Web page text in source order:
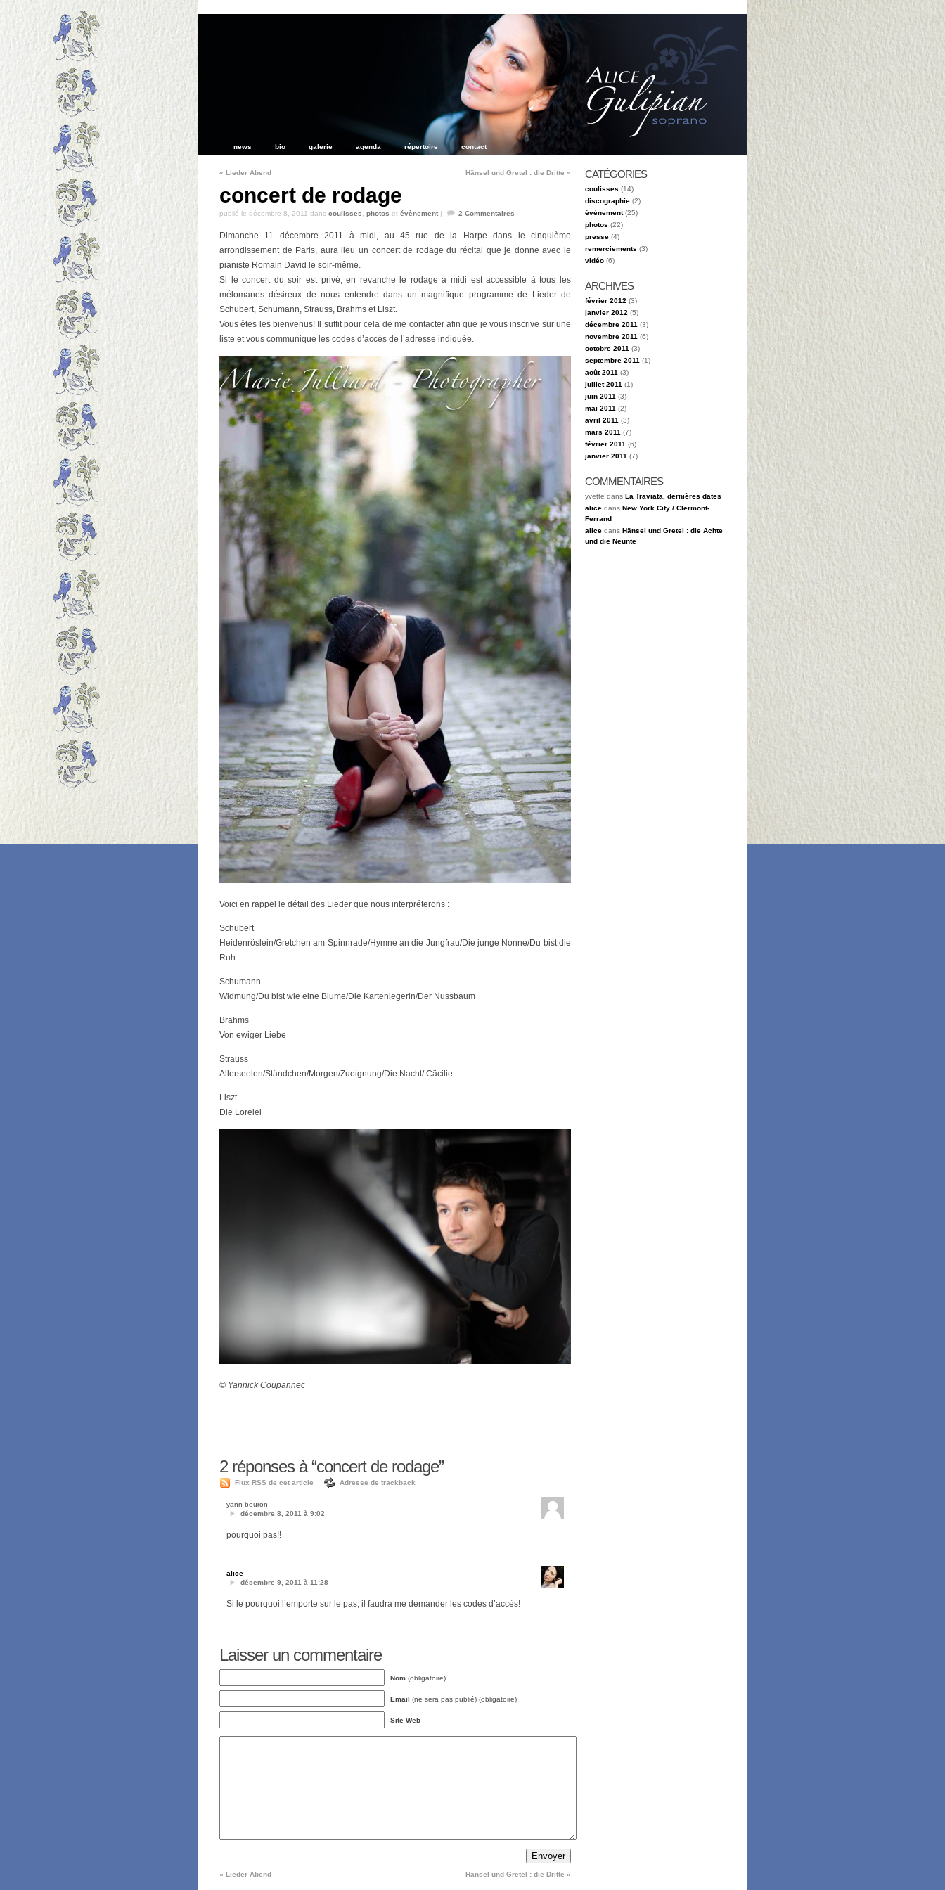
news bio galerie agenda répertoire contact
« Lieder Abend Hänsel und Gretel : die Dritte »
concert de rodage
publié le décembre 8, 2011 dans coulisses photos et évènement | 2 Commentaires
Dimanche 11 décembre 2011 à midi, au 45 rue de la Harpe dans le cinquième
arrondissement de Paris, aura lieu un concert de rodage du récital que je donne avec le
pianiste Romain David le soir-même.
Si le concert du soir est privé, en revanche le rodage à midi est accessible à tous les
mélomanes désireux de nous entendre dans un magnifique programme de Lieder de
Schubert, Schumann, Strauss, Brahms et Liszt.
Vous êtes les bienvenus! Il suffit pour cela de me contacter afin que je vous inscrive sur une
liste et vous communique les codes d’accès de l’adresse indiquée.
Voici en rappel le détail des Lieder que nous interpréterons :
Schubert
Heidenröslein/Gretchen am Spinnrade/Hymne an die Jungfrau/Die junge Nonne/Du bist die
Ruh
Schumann
Widmung/Du bist wie eine Blume/Die Kartenlegerin/Der Nussbaum
Brahms
Von ewiger Liebe
Strauss
Allerseelen/Ständchen/Morgen/Zueignung/Die Nacht/ Cäcilie
Liszt
Die Lorelei
© Yannick Coupannec
2 réponses à “concert de rodage”
Flux RSS de cet article Adresse de trackback
yann beuron
décembre 8, 2011 à 9:02
pourquoi pas!!
alice
décembre 9, 2011 à 11:28
Si le pourquoi l’emporte sur le pas, il faudra me demander les codes d’accès!
Laisser un commentaire
Nom (obligatoire)
Email (ne sera pas publié) (obligatoire)
Site Web
« Lieder Abend Hänsel und Gretel : die Dritte »
CATÉGORIES
coulisses (14)
discographie (2)
évènement(25)
photos (22)
presse (4)
remerciements (3)
vidéo (6)
ARCHIVES
février 2012 (3)
janvier 2012 (5)
décembre 2011 (3)
novembre 2011 (6)
octobre 2011 (3)
septembre 2011 (1)
août 2011 (3)
juillet 2011 (1)
juin 2011 (3)
mai 2011 (2)
avril 2011 (3)
mars 2011 (7)
février 2011 (6)
janvier 2011 (7)
COMMENTAIRES
yvette dans La Traviata, dernières dates
alice dans New York City / Clermont-
Ferrand
alice dans Hänsel und Gretel : die Achte
und die Neunte